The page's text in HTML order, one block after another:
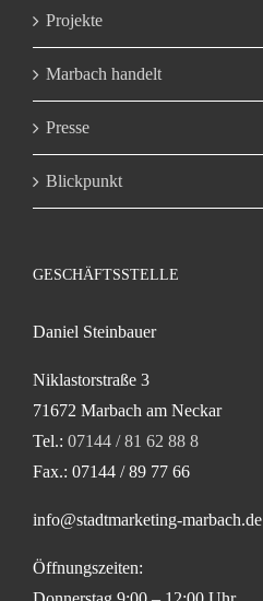
Projekte
Marbach handelt
Presse
Blickpunkt
GESCHÄFTSSTELLE
Daniel Steinbauer
Niklastorstraße 3
71672 Marbach am Neckar
Tel.: 07144 / 81 62 88 8
Fax.: 07144 / 89 77 66
info@stadtmarketing-marbach.de
Öffnungszeiten: